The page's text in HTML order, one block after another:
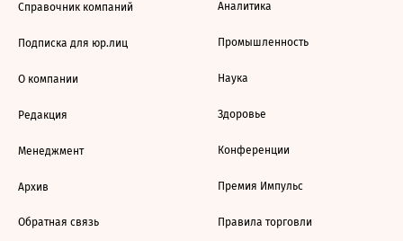
Справочник компаний
Подписка для юр.лиц
О компании
Редакция
Менеджмент
Архив
Обратная связь
Аналитика
Промышленность
Наука
Здоровье
Конференции
Премия Импульс
Правила торговли